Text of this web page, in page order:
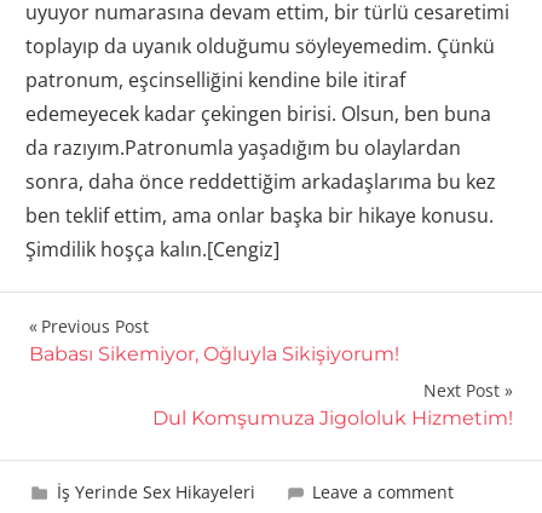
Yazı
gezinmesi
Previous Post
Babası Sikemiyor, Oğluyla Sikişiyorum!
Next Post
Dul Komşumuza Jigololuk Hizmetim!
15 Aralık 2013
admin
İş Yerinde Sex Hikayeleri Leave a comment